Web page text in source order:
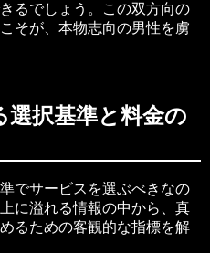
るでしょう。この双方向の
そが、本物志向の男性を虜
選択基準と料金の
でサービスを選ぶべきなの
に溢れる情報の中から、真
るための客観的な指標を解